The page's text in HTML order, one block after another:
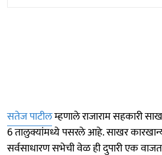
सतेज पाटीलम्हणाले राजाराम सहकारी
6 तालुक्यांमध्ये पसरले आहे. साखर
सर्वसाधारण सभेची वेळ ही दुपारी एक